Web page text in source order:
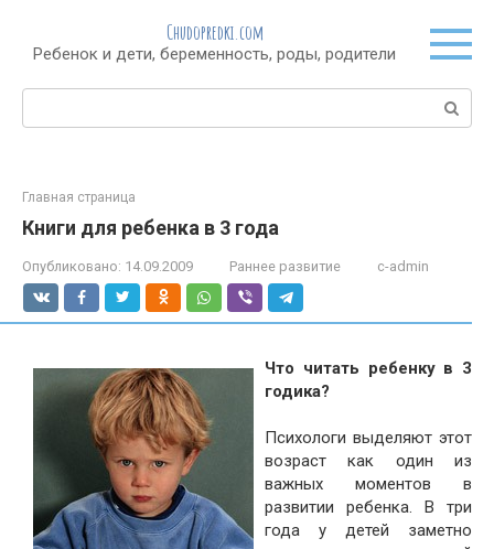
контенту
Chudopredki.com
Ребенок и дети, беременность, роды, родители
Поиск:
Главная страница
Книги для ребенка в 3 года
Опубликовано: 14.09.2009 Раннее развитие c-admin
Что читать ребенку в 3
годика?
Психологи выделяют этот
возраст как один из
важных моментов в
развитии ребенка. В три
года у детей заметно